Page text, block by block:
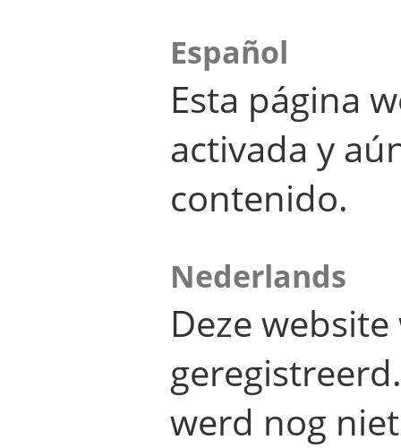
Español
Esta página
activada y
contenido.
Nederlands
Deze
werd nog